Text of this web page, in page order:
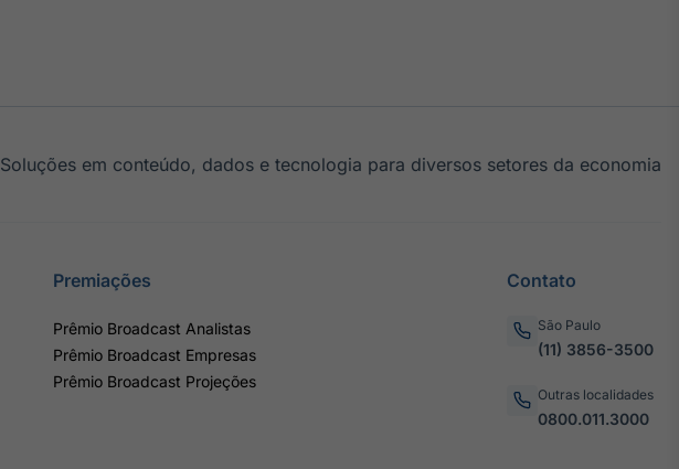
Soluções em conteúdo, dados e tecnologia para diversos setores da economia
Premiações
Prêmio Broadcast Analistas
Prêmio Broadcast Empresas
Prêmio Broadcast Projeções
Contato
São Paulo
(11) 3856-3500
Outras localidades
0800.011.3000